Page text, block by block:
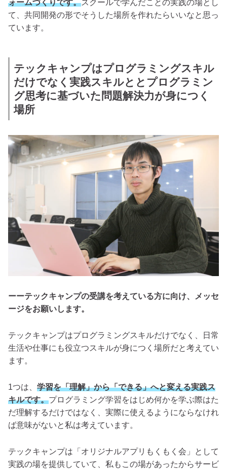
ォームづくりです。スクールで学んだことの実践の場とし
て、共同開発の形でそうした場所を作れたらいいなと思っ
ています。
テックキャンプはプログラミングスキル
だけでなく実践スキルととプログラミン
グ思考に基づいた問題解決力が身につく
場所
ーーテックキャンプの受講を考えている方に向け、メッセ
ージをお願いします。
テックキャンプはプログラミングスキルだけでなく、日常
生活や仕事にも役立つスキルが身につく場所だと考えてい
ます。
1つは、 学習を「理解」から「できる」へと変える実践ス
キルです。プログラミング学習をはじめ何かを学ぶ際はた
だ理解するだけではなく、実際に使えるようにならなけれ
ば意味がないと私は考えています。
テックキャンプは「オリジナルアプリもくもく会」として
実践の場を提供していて、私もこの場があったからサービ